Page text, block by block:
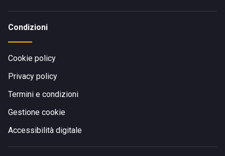
Condizioni
Cookie policy
Privacy policy
Termini e condizioni
Gestione cookie
Accessibilità digitale